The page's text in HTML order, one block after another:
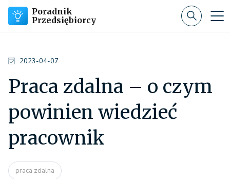
Poradnik
Przedsiębiorcy
2023-04-07
Praca zdalna – o czym
powinien wiedzieć
pracownik
praca zdalna